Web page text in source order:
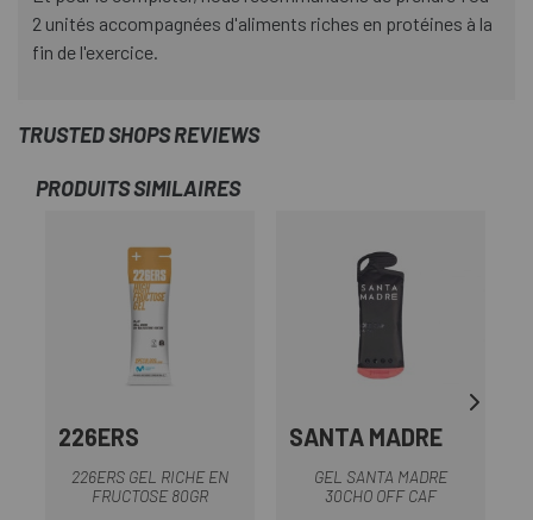
2 unités accompagnées d'aliments riches en protéines à la
fin de l'exercice.
TRUSTED SHOPS REVIEWS
PRODUITS SIMILAIRES
226ERS
226ERS GEL RICHE EN
FRUCTOSE 80GR
SANTA MADRE
GEL SANTA MADRE
30CHO OFF CAF